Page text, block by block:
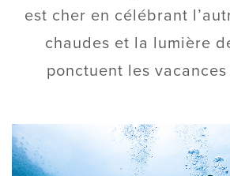
est cher en célébrant
chaudes et la lumière
ponctuent les vacances